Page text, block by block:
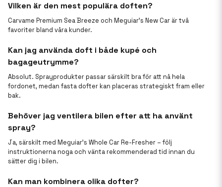
Vilken är den mest populära doften?
Carvame Premium Sea Breeze och Meguiar’s New Car är två
favoriter bland våra kunder.
Kan jag använda doft i både kupé och
bagageutrymme?
Absolut. Sprayprodukter passar särskilt bra för att nå hela
fordonet, medan fasta dofter kan placeras strategiskt fram eller
bak.
Behöver jag ventilera bilen efter att ha använt
spray?
Ja, särskilt med Meguiar’s Whole Car Re-Fresher – följ
instruktionerna noga och vänta rekommenderad tid innan du
sätter dig i bilen.
Kan man kombinera olika dofter?